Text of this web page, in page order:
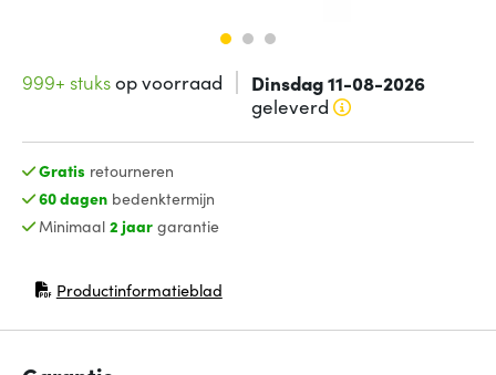
999+ stuksop voorraad Dinsdag 11-08-2026
geleverd
Gratis retourneren
60 dagenbedenktermijn
Minimaal 2 jaargarantie
Productinformatieblad
(opent in nieuw venster)